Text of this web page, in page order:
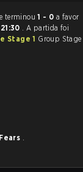
A partida de Rainbow Six Siege terminou1 - 0
21:30 . A partida foi
Stage 1 Group Stage
.